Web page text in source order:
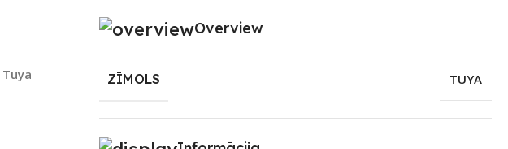
Tuya
Overview
ZĪMOLS TUYA